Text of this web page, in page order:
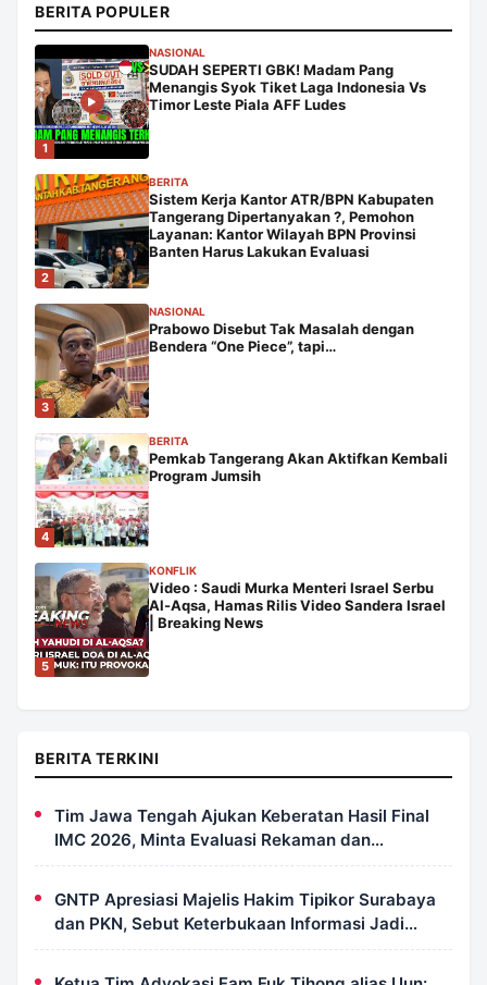
BERITA POPULER
1
NASIONAL
SUDAH SEPERTI GBK! Madam Pang
Menangis Syok Tiket Laga Indonesia Vs
Timor Leste Piala AFF Ludes
2
BERITA
Sistem Kerja Kantor ATR/BPN Kabupaten
Tangerang Dipertanyakan ?, Pemohon
Layanan: Kantor Wilayah BPN Provinsi
Banten Harus Lakukan Evaluasi
3
NASIONAL
Prabowo Disebut Tak Masalah dengan
Bendera “One Piece”, tapi…
4
BERITA
Pemkab Tangerang Akan Aktifkan Kembali
Program Jumsih
5
KONFLIK
Video : Saudi Murka Menteri Israel Serbu
Al-Aqsa, Hamas Rilis Video Sandera Israel
| Breaking News
BERITA TERKINI
Tim Jawa Tengah Ajukan Keberatan Hasil Final
IMC 2026, Minta Evaluasi Rekaman dan
Scorecard Juri
GNTP Apresiasi Majelis Hakim Tipikor Surabaya
dan PKN, Sebut Keterbukaan Informasi Jadi
Instrumen Pengawasan Korupsi